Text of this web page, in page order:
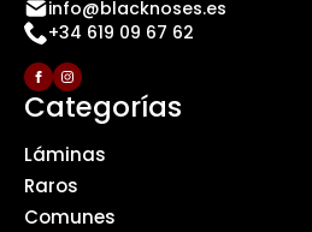
info@blacknoses.es
+34 619 09 67 62
Categorías
Láminas
Raros
Comunes